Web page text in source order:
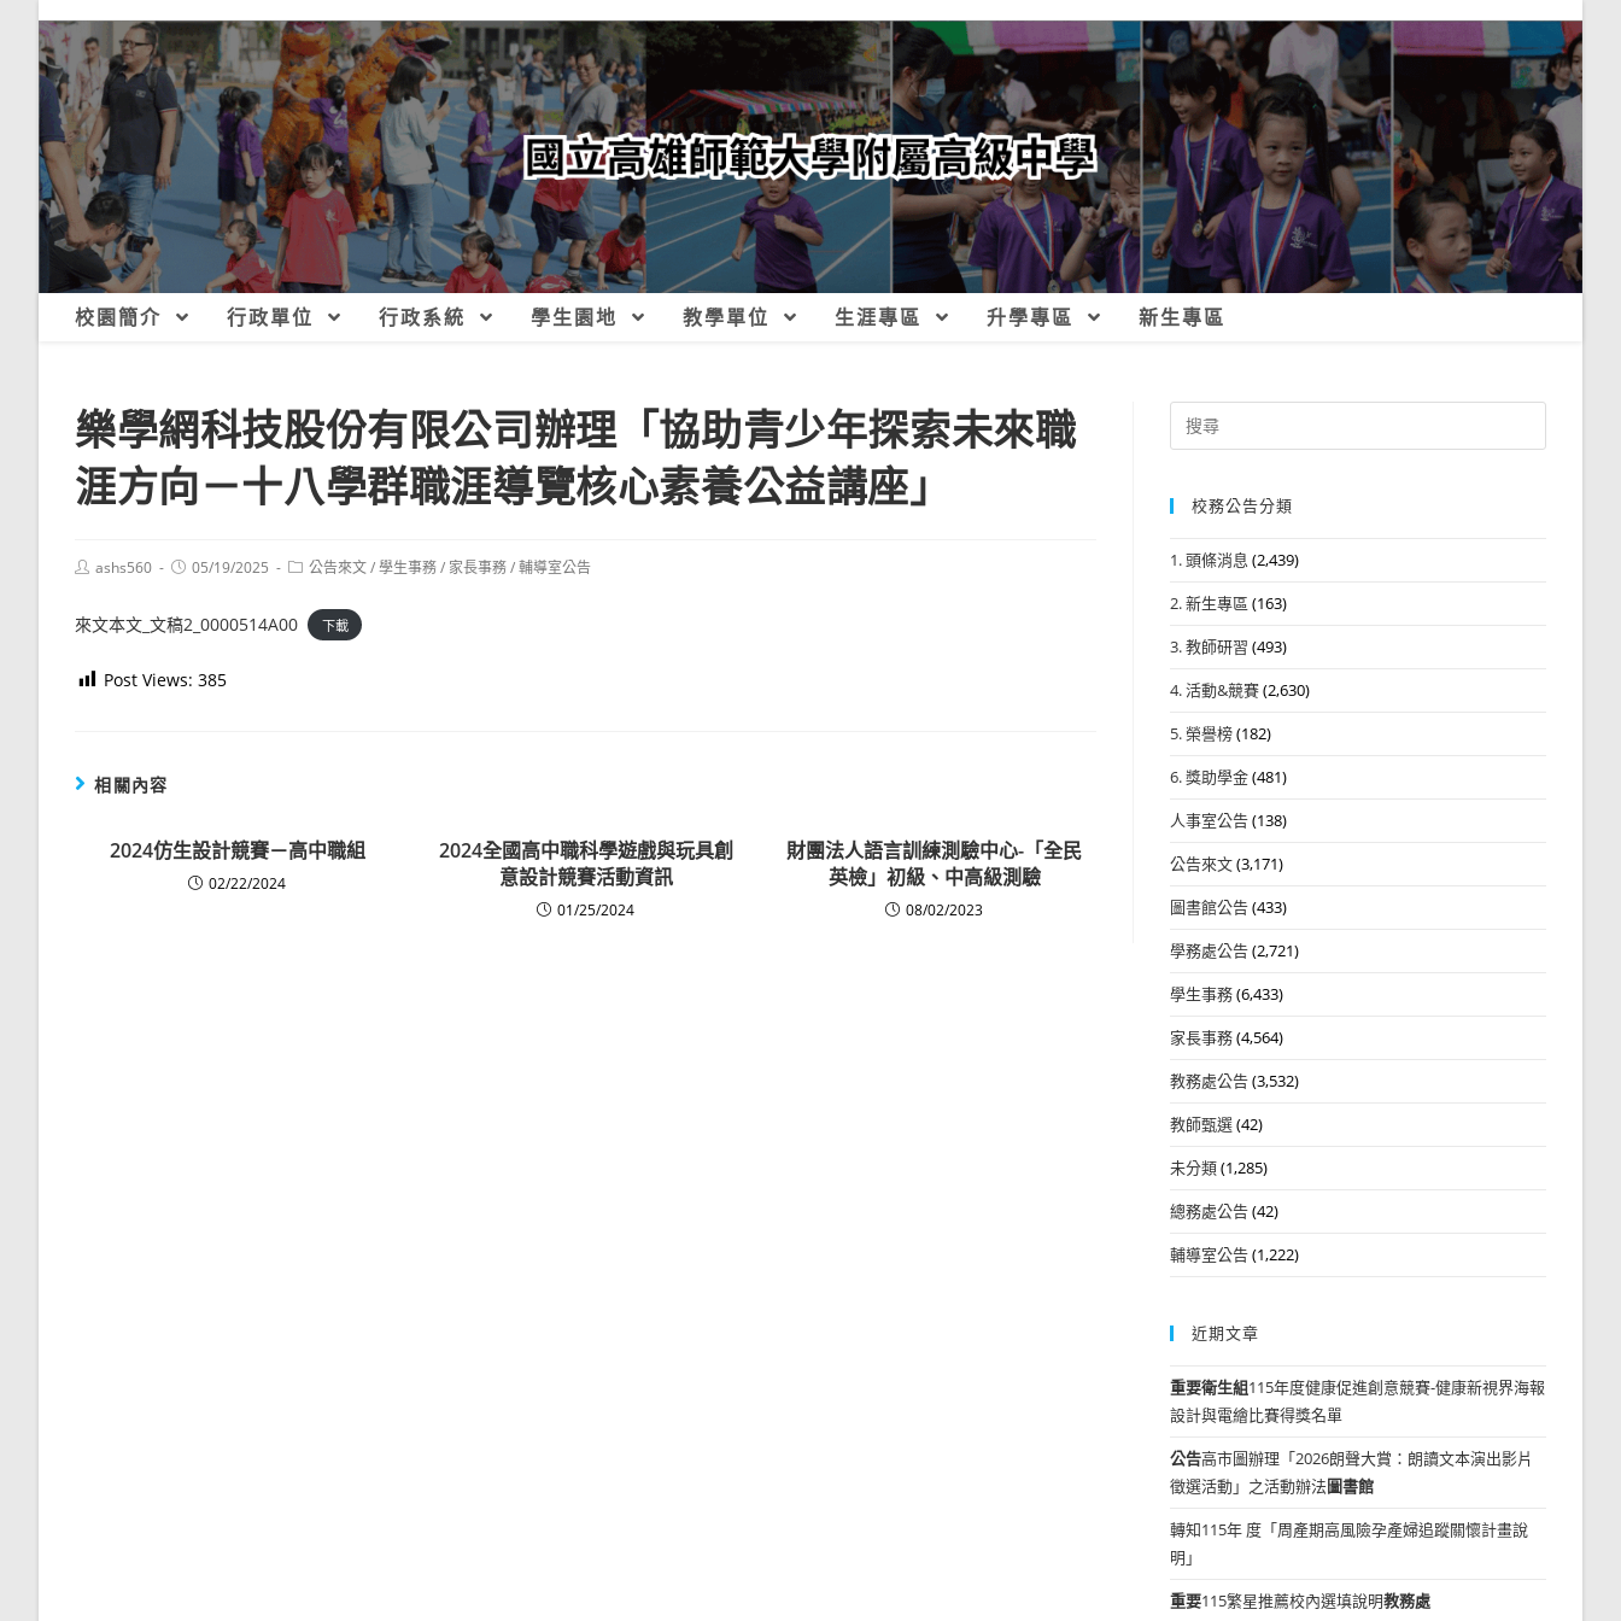
校園簡介 行政單位 行政系統 學生園地 教學單位 生涯專區 升學專區 新生專區
樂學網科技股份有限公司辦理「協助青少年探索未來職
涯方向－十八學群職涯導覽核心素養公益講座」
Postashs560
Post05/19/2025
Post公告來文/學生事務/ 家長事務/輔導室公告
來文本文_文稿2_0000514A00 下載
Post Views: 385
相關內容
2024仿生設計競賽－高中職組
02/22/2024
2024全國高中職科學遊戲與玩具創
意設計競賽活動資訊
01/25/2024
財團法人語言訓練測驗中心-「全民
英檢」初級、中高級測驗
08/02/2023
Search
for:
校務公告分類
1. 頭條消息 (2,439)
2. 新生專區 (163)
3. 教師研習 (493)
4. 活動&競賽(2,630)
5. 榮譽榜(182)
6. 獎助學金(481)
人事室公告(138)
公告來文(3,171)
圖書館公告(433)
學務處公告(2,721)
學生事務(6,433)
家長事務(4,564)
教務處公告(3,532)
教師甄選(42)
未分類(1,285)
總務處公告(42)
輔導室公告(1,222)
近期文章
重要衛生組115年度健康促進創意競賽-健康新視界海報
設計與電繪比賽得獎名單
公告高市圖辦理「2026朗聲大賞：朗讀文本演出影片
徵選活動」之活動辦法圖書館
轉知115年 度「周產期高風險孕產婦追蹤關懷計畫說
明」
重要115繁星推薦校內選填說明教務處